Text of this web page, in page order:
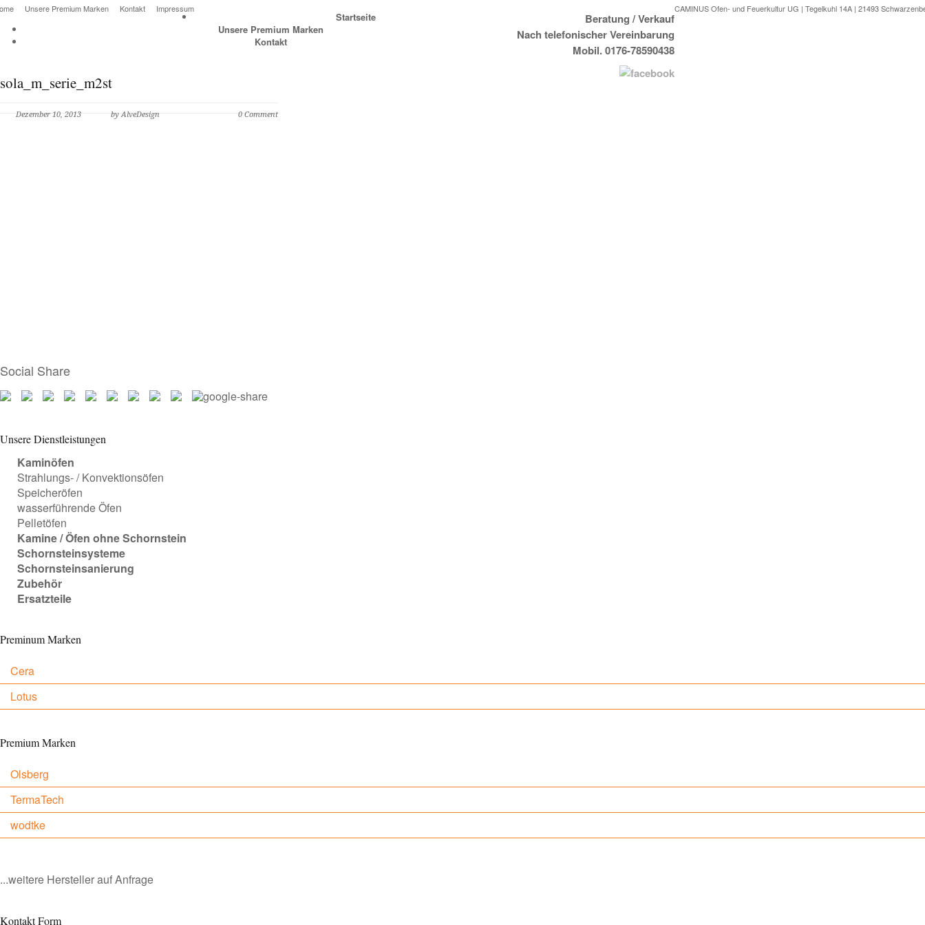
Unsere Premium Marken Kontakt Impressum CAMINUS Ofen- und Feuerkultur UG | Tegelkuhl 14A | 21493
Beratung / Verkauf
Nach telefonischer Vereinbarung
Mobil. 0176-78590438
Startseite
Unsere Premium Marken
Kontakt
sola_m_serie_m2st
Dezember 10, 2013 by AlveDesign 0 Comment
Social Share
Unsere Dienstleistungen
Kaminöfen
Strahlungs- / Konvektionsöfen
Speicheröfen
wasserführende Öfen
Pelletöfen
Kamine / Öfen ohne Schornstein
Schornsteinsysteme
Schornsteinsanierung
Zubehör
Ersatzteile
Preminum Marken
Cera
Lotus
Premium Marken
Olsberg
TermaTech
wodtke
...weitere Hersteller auf Anfrage
Kontakt Form